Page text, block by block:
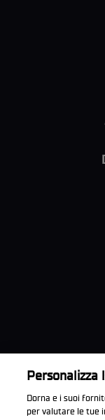
Personalizza
Dorna e i suoi
per valutare le tue